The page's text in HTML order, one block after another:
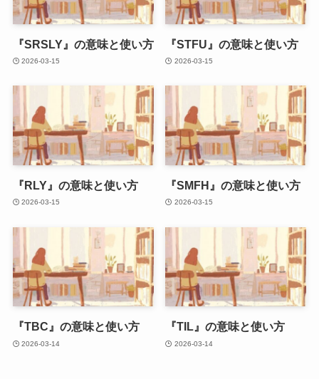
『SRSLY』の意味と使い方
2026-03-15
『STFU』の意味と使い方
2026-03-15
『RLY』の意味と使い方
2026-03-15
『SMFH』の意味と使い方
2026-03-15
『TBC』の意味と使い方
2026-03-14
『TIL』の意味と使い方
2026-03-14